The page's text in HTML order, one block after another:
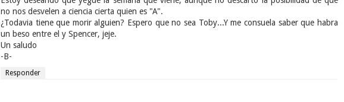
no nos desvelen a ciencia cierta quien es "A".
¿Todavia tiene que morir alguien? Espero que no sea Toby...Y me consuela saber que habra
un beso entre el y Spencer, jeje.
Un saludo
-B-
Responder